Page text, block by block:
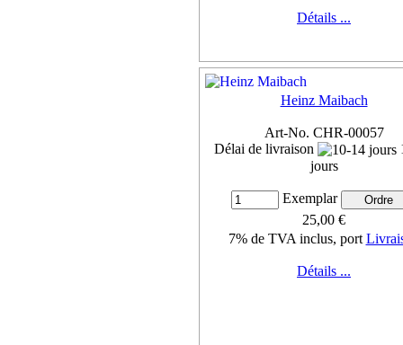
Détails ...
Heinz Maibach
Art-No. CHR-00057
Délai de livraison
jours
Exemplar
25,00 €
7% de TVA inclus, port
Détails ...